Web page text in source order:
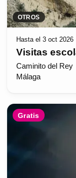
OTROS
Hasta el 3 oct 2026
Visitas
Caminito del Rey
Málaga
Gratis